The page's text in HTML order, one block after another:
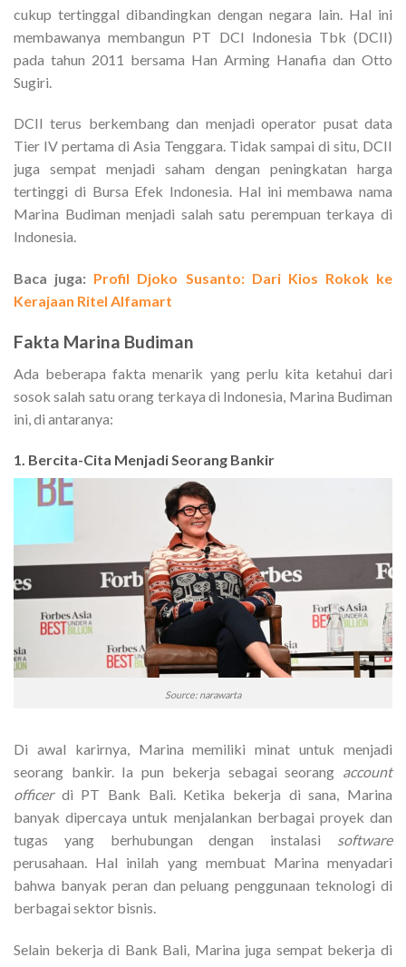
cukup tertinggal dibandingkan dengan negara lain. Hal ini
membawanya membangun PT DCI Indonesia Tbk (DCII)
pada tahun 2011 bersama Han Arming Hanafia dan Otto
Sugiri.
DCII terus berkembang dan menjadi operator pusat data
Tier IV pertama di Asia Tenggara. Tidak sampai di situ, DCII
juga sempat menjadi saham dengan peningkatan harga
tertinggi di Bursa Efek Indonesia. Hal ini membawa nama
Marina Budiman menjadi salah satu perempuan terkaya di
Indonesia.
Baca juga: Profil Djoko Susanto: Dari Kios Rokok ke
Kerajaan Ritel Alfamart
Fakta Marina Budiman
Ada beberapa fakta menarik yang perlu kita ketahui dari
sosok salah satu orang terkaya di Indonesia, Marina Budiman
ini, di antaranya:
1. Bercita-Cita Menjadi Seorang Bankir
Source: narawarta
Di awal karirnya, Marina memiliki minat untuk menjadi
seorang bankir. Ia pun bekerja sebagai seorang account
officerdi PT Bank Bali. Ketika bekerja di sana, Marina
banyak dipercaya untuk menjalankan berbagai proyek dan
tugas yang berhubungan dengan instalasi software
perusahaan. Hal inilah yang membuat Marina menyadari
bahwa banyak peran dan peluang penggunaan teknologi di
berbagai sektor bisnis.
Selain bekerja di Bank Bali, Marina juga sempat bekerja di